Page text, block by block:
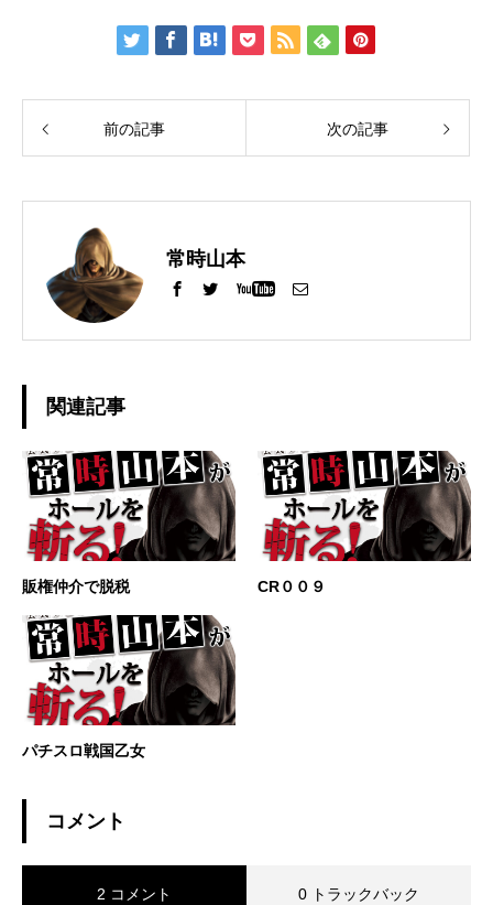
前の記事 次の記事
常時山本
関連記事
販権仲介で脱税 CR００９
パチスロ戦国乙女
コメント
2 コメント 0 トラックバック